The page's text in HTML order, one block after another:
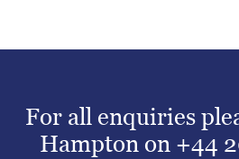
For all enquiries
Hampton on +44